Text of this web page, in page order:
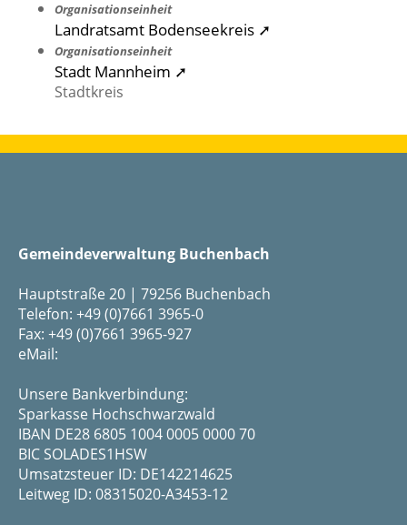
Organisationseinheit
Landratsamt Bodenseekreis ➚
Organisationseinheit
Stadt Mannheim ➚
Stadtkreis
Gemeindeverwaltung Buchenbach
Hauptstraße 20 | 79256 Buchenbach
Telefon: +49 (0)7661 3965-0
Fax: +49 (0)7661 3965-927
eMail:
Unsere Bankverbindung:
Sparkasse Hochschwarzwald
IBAN DE28 6805 1004 0005 0000 70
BIC SOLADES1HSW
Umsatzsteuer ID: DE142214625
Leitweg ID: 08315020-A3453-12